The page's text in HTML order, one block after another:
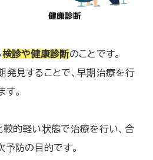
検診や健康診断のことです。
発見することで、早期治療を行
。
的軽い状態で治療を行い、合
防の目的です。